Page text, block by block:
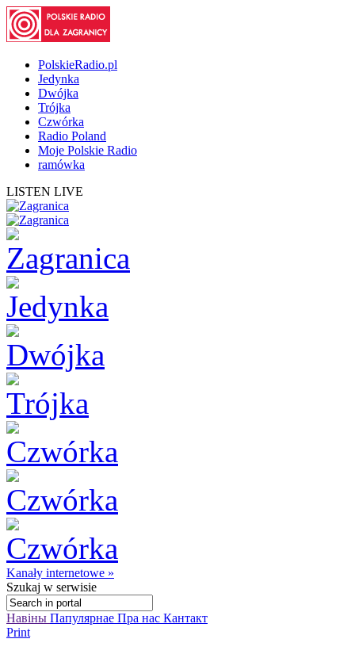
PolskieRadio.pl
Jedynka
Dwójka
Trójka
Czwórka
Radio Poland
Moje Polskie Radio
ramówka
LISTEN LIVE
Kanały internetowe »
Szukaj w serwisie
Навіны Папулярнае Пра нас Кантакт
Print